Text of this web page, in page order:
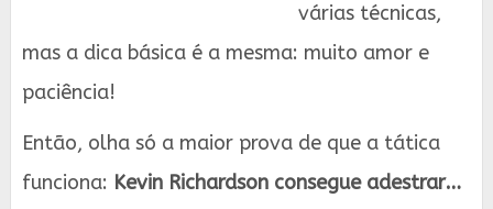
várias técnicas,
mas a dica básica é a mesma: muito amor e
paciência!
Então, olha só a maior prova de que a tática
funciona: Kevin Richardson consegue adestrar…